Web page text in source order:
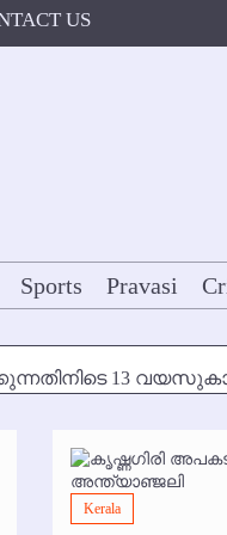
US
Sports Pravasi
13
മുതല്‍
ഇല്ല
Kerala